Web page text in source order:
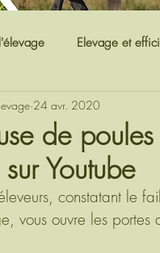
Elevage et
Fonctionnement
Contexte de l'élevage
de
Youtube
24 avr. 2020
constatant le
vous ouvre les